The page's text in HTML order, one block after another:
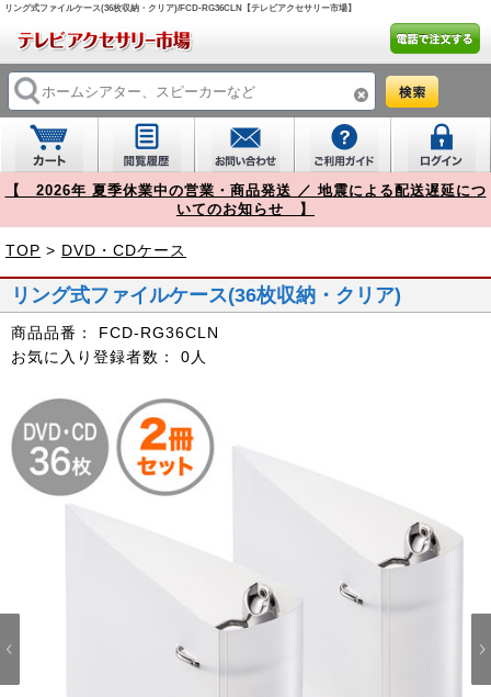
リング式ファイルケース(36枚収納・クリア)/FCD-RG36CLN【テレビアクセサリー市場】
【 2026年 夏季休業中の営業・商品発送 ／ 地震による配送遅延につ
いてのお知らせ 】
TOP > DVD・CDケース
リング式ファイルケース(36枚収納・クリア)
商品品番：
FCD-RG36CLN
お気に入り登録者数：
0人
Prev